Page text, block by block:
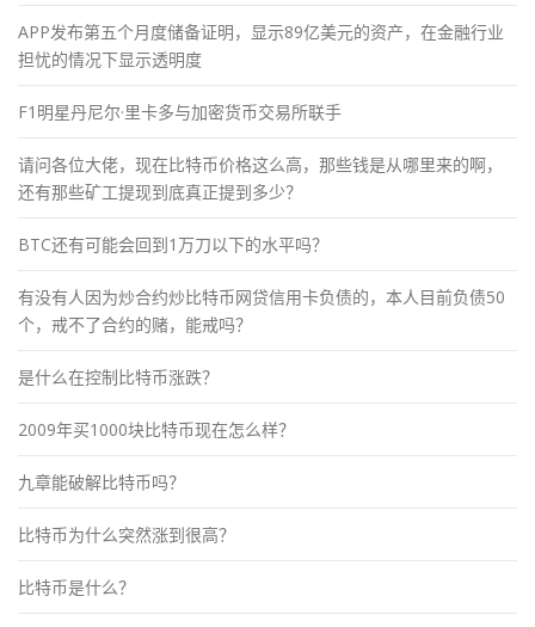
APP发布第五个月度储备证明，显示89亿美元的资产，在金融行业
担忧的情况下显示透明度
F1明星丹尼尔·里卡多与加密货币交易所联手
请问各位大佬，现在比特币价格这么高，那些钱是从哪里来的啊，
还有那些矿工提现到底真正提到多少？
BTC还有可能会回到1万刀以下的水平吗？
有没有人因为炒合约炒比特币网贷信用卡负债的，本人目前负债50
个，戒不了合约的赌，能戒吗？
是什么在控制比特币涨跌？
2009年买1000块比特币现在怎么样？
九章能破解比特币吗？
比特币为什么突然涨到很高？
比特币是什么？